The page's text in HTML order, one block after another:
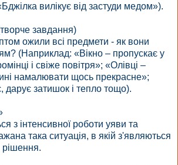
вилікує від застуди медом»).
завдання)
ожили всі предмети - як вони
(Наприклад: «Вікно – пропускає у
і свіже повітря»; «Олівці –
намалювати щось прекрасне»;
дарує затишок і тепло тощо).
з інтенсивної роботи уяви та
така ситуація, в якій з'являються
рішення.